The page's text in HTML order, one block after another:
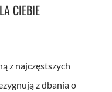
CIEBIE
z najczęstszych
z dbania o